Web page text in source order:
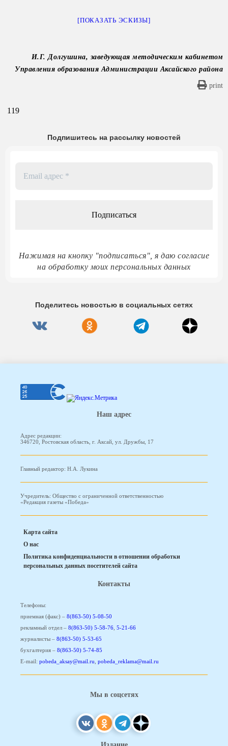
[ПОКАЗАТЬ ЭСКИЗЫ]
И.Г. Долгушина, заведующая методическим кабинетом
Управления образования Администрации Аксайского района
print
119
Подпишитесь на рассылку новостей
Нажимая на кнопку "подписаться", я даю согласие
на обработку моих персональных данных
Поделитесь новостью в социальных сетях
Наш адрес
Адрес редакции:
346720, Ростовская область, г. Аксай, ул. Дружбы, 17
Главный редактор: Н.А. Лукина
Учредитель: Общество с ограниченной ответственностью
«Редакция газеты «Победа»
Карта сайта
О нас
Политика конфиденциальности в отношении обработки
персональных данных посетителей сайта
Контакты
Телефоны:
приемная (факс) – 8(863-50) 5-08-50
рекламный отдел – 8(863-50) 5-58-76, 5-21-66
журналисты – 8(863-50) 5-53-65
бухгалтерия – 8(863-50) 5-74-85
E-mail: pobeda_aksay@mail.ru, pobeda_reklama@mail.ru
Мы в соцсетях
Издание